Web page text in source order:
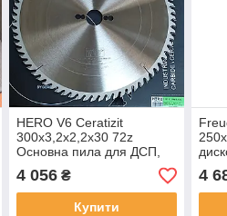
HERO V6 Ceratizit
300х3,2х2,2х30 72z
Основна пила для ДСП,
МДФ
4 056₴
Купити
4